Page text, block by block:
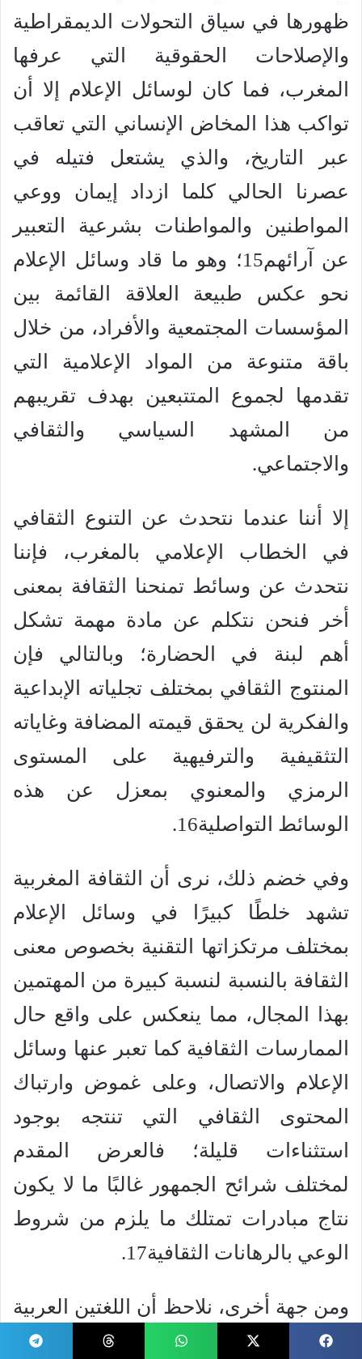
ظهورها في سياق التحولات الديمقراطية
والإصلاحات الحقوقية التي عرفها
المغرب، فما كان لوسائل الإعلام إلا أن
تواكب هذا المخاض الإنساني التي تعاقب
عبر التاريخ، والذي يشتعل فتيله في
عصرنا الحالي كلما ازداد إيمان ووعي
المواطنين والمواطنات بشرعية التعبير
عن آرائهم15؛ وهو ما قاد وسائل الإعلام
نحو عكس طبيعة العلاقة القائمة بين
المؤسسات المجتمعية والأفراد، من خلال
باقة متنوعة من المواد الإعلامية التي
تقدمها لجموع المتتبعين بهدف تقريبهم
من المشهد السياسي والثقافي
والاجتماعي.
إلا أننا عندما نتحدث عن التنوع الثقافي
في الخطاب الإعلامي بالمغرب، فإننا
نتحدث عن وسائط تمنحنا الثقافة بمعنى
أخر فنحن نتكلم عن مادة مهمة تشكل
أهم لبنة في الحضارة؛ وبالتالي فإن
المنتوج الثقافي بمختلف تجلياته الإبداعية
والفكرية لن يحقق قيمته المضافة وغاياته
التثقيفية والترفيهية على المستوى
الرمزي والمعنوي بمعزل عن هذه
الوسائط التواصلية16.
وفي خضم ذلك، نرى أن الثقافة المغربية
تشهد خلطًا كبيرًا في وسائل الإعلام
بمختلف مرتكزاتها التقنية بخصوص معنى
الثقافة بالنسبة لنسبة كبيرة من المهتمين
بهذا المجال، مما ينعكس على واقع حال
الممارسات الثقافية كما تعبر عنها وسائل
الإعلام والاتصال، وعلى غموض وارتباك
المحتوى الثقافي التي تنتجه بوجود
استثناءات قليلة؛ فالعرض المقدم
لمختلف شرائح الجمهور غالبًا ما لا يكون
نتاج مبادرات تمتلك ما يلزم من شروط
الوعي بالرهانات الثقافية17.
ومن جهة أخرى، نلاحظ أن اللغتين العربية
والأمازيغية تعانيان من مشكلات كبرى في